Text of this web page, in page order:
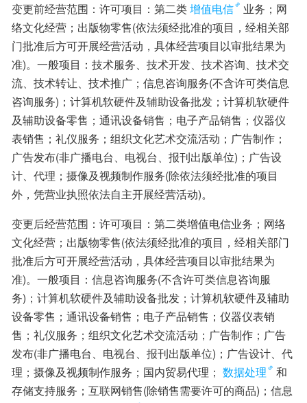
变更前经营范围：许可项目：第二类增值电信
业务；网
络文化经营；出版物零售(依法须经批准的项目，经相关部
门批准后方可开展经营活动，具体经营项目以审批结果为
准)。一般项目：技术服务、技术开发、技术咨询、技术交
流、技术转让、技术推广；信息咨询服务(不含许可类信息
咨询服务)；计算机软硬件及辅助设备批发；计算机软硬件
及辅助设备零售；通讯设备销售；电子产品销售；仪器仪
表销售；礼仪服务；组织文化艺术交流活动；广告制作；
广告发布(非广播电台、电视台、报刊出版单位)；广告设
计、代理；摄像及视频制作服务(除依法须经批准的项目
外，凭营业执照依法自主开展经营活动)。
变更后经营范围：许可项目：第二类增值电信业务；网络
文化经营；出版物零售(依法须经批准的项目，经相关部门
批准后方可开展经营活动，具体经营项目以审批结果为
准)。一般项目：信息咨询服务(不含许可类信息咨询服
务)；计算机软硬件及辅助设备批发；计算机软硬件及辅助
设备零售；通讯设备销售；电子产品销售；仪器仪表销
售；礼仪服务；组织文化艺术交流活动；广告制作；广告
发布(非广播电台、电视台、报刊出版单位)；广告设计、代
理；摄像及视频制作服务；国内贸易代理； 数据处理
和
存储支持服务；互联网销售(除销售需要许可的商品)；信息